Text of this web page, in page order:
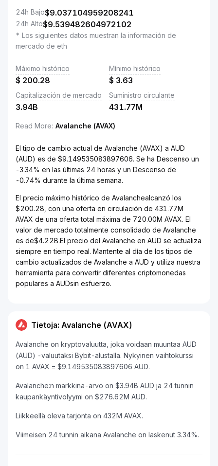
24h Bajo$9.037104959208241
24h Alto$9.539482604972102
* Los siguientes datos muestran la información de
mercado de eth
Máximo histórico
$ 200.28
Mínimo histórico
$ 3.63
Capitalización de mercado
3.94B
Suministro circulante
431.77M
Read More: Avalanche (AVAX)
El tipo de cambio actual de Avalanche (AVAX) a AUD
(AUD) es de $9.149535083897606. Se ha Descenso un
-3.34% en las últimas 24 horas y un Descenso de
-0.74% durante la última semana.
El precio máximo histórico de Avalanchealcanzó los
$200.28, con una oferta en circulación de 431.77M
AVAX de una oferta total máxima de 720.00M AVAX. El
valor de mercado totalmente consolidado de Avalanche
es de$4.22B.El precio del Avalanche en AUD se actualiza
siempre en tiempo real. Mantente al día de los tipos de
cambio actualizados de Avalanche a AUD y utiliza nuestra
herramienta para convertir diferentes criptomonedas
populares a AUDsin esfuerzo.
Tietoja: Avalanche (AVAX)
Avalanche on kryptovaluutta, joka voidaan muuntaa AUD
(AUD) -valuutaksi Bybit-alustalla. Nykyinen vaihtokurssi
on 1 AVAX = $9.149535083897606 AUD.
Avalanche:n markkina-arvo on $3.94B AUD ja 24 tunnin
kaupankäyntivolyymi on $276.62M AUD.
Liikkeellä oleva tarjonta on 432M AVAX.
Viimeisen 24 tunnin aikana Avalanche on laskenut 3.34%.